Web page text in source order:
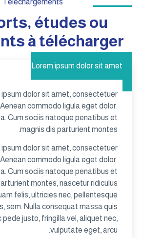
études ou
à télécharger
Lorem ipsum dolor sit amet
ipsum dolor sit amet, consectetuer
commodo ligula eget dolor.
Cum sociis natoque penatibus et
magnis dis parturient montes.
ipsum dolor sit amet, consectetuer
commodo ligula eget dolor.
Cum sociis natoque penatibus et
montes, nascetur ridiculus
felis, ultricies nec, pellentesque
sem. Nulla consequat massa quis
pede justo, fringilla vel, aliquet nec,
vulputate eget, arcu.